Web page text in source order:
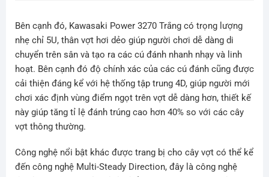
Bên cạnh đó, Kawasaki Power 3270 Trắng có trọng lượng
nhẹ chỉ 5U, thân vợt hơi dẻo giúp người chơi dễ dàng di
chuyển trên sân và tạo ra các cú đánh nhanh nhạy và linh
hoạt. Bên cạnh đó độ chính xác của các cú đánh cũng được
cải thiện đáng kể với hệ thống tập trung 4D, giúp người mới
chơi xác định vùng điểm ngọt trên vợt dễ dàng hơn, thiết kế
này giúp tăng tỉ lệ đánh trúng cao hơn 40% so với các cây
vợt thông thường.
Công nghệ nổi bật khác được trang bị cho cây vợt có thể kể
đến công nghệ Multi-Steady Direction, đây là công nghệ